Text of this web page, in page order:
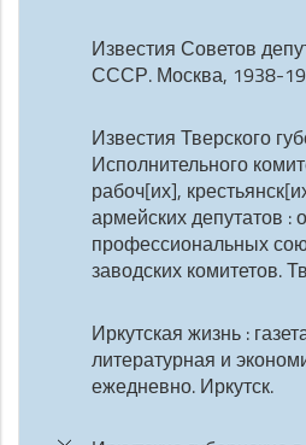
Известия Советов
СССР. Москва, 1938-
Известия Тверского
Исполнительного
рабоч[их],
армейских депутатов :
профессиональных
заводских комитетов.
Иркутская жизнь :
литературная и
ежедневно. Иркутск.